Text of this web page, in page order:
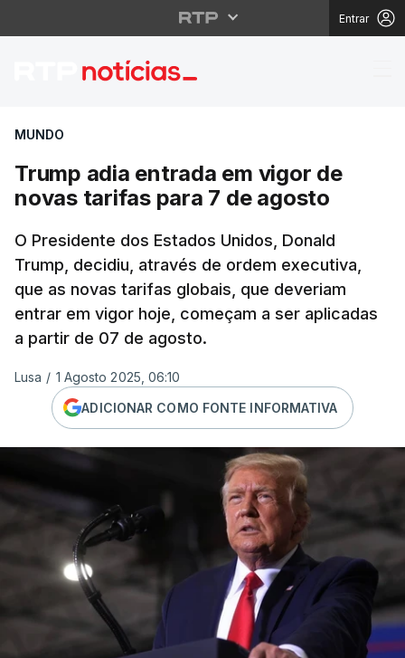
Entrar
Trump adia entrada
MUNDO
Trump adia entrada em vigor de
novas tarifas para 7 de agosto
O Presidente dos Estados Unidos, Donald
Trump, decidiu, através de ordem executiva,
que as novas tarifas globais, que deveriam
entrar em vigor hoje, começam a ser aplicadas
a partir de 07 de agosto.
Lusa / 1 Agosto 2025, 06:10
ADICIONAR COMO FONTE INFORMATIVA